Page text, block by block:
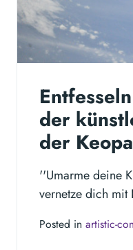
der
der
''Umarme deine
vernetze dich mit
Posted in artistic-